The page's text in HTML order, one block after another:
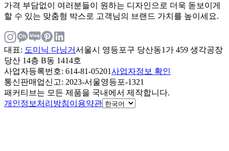
가격 부담없이 여러분들이 원하는 디자인으로 더욱 돋보이게
할 수 있는 맞춤형 박스로 고객님의 브랜드 가치를 높이세요.
대표: 도미닉 다닝거서울시 영등포구 당산동1가 459 생각공장
당산 14층 B동 1414호
사업자등록번호: 614-81-05201사업자정보 확인
통신판매업신고: 2023-서울영등포-1321
패커티브는 모든 제품을 국내에서 제작합니다.
개인정보처리방침이용약관